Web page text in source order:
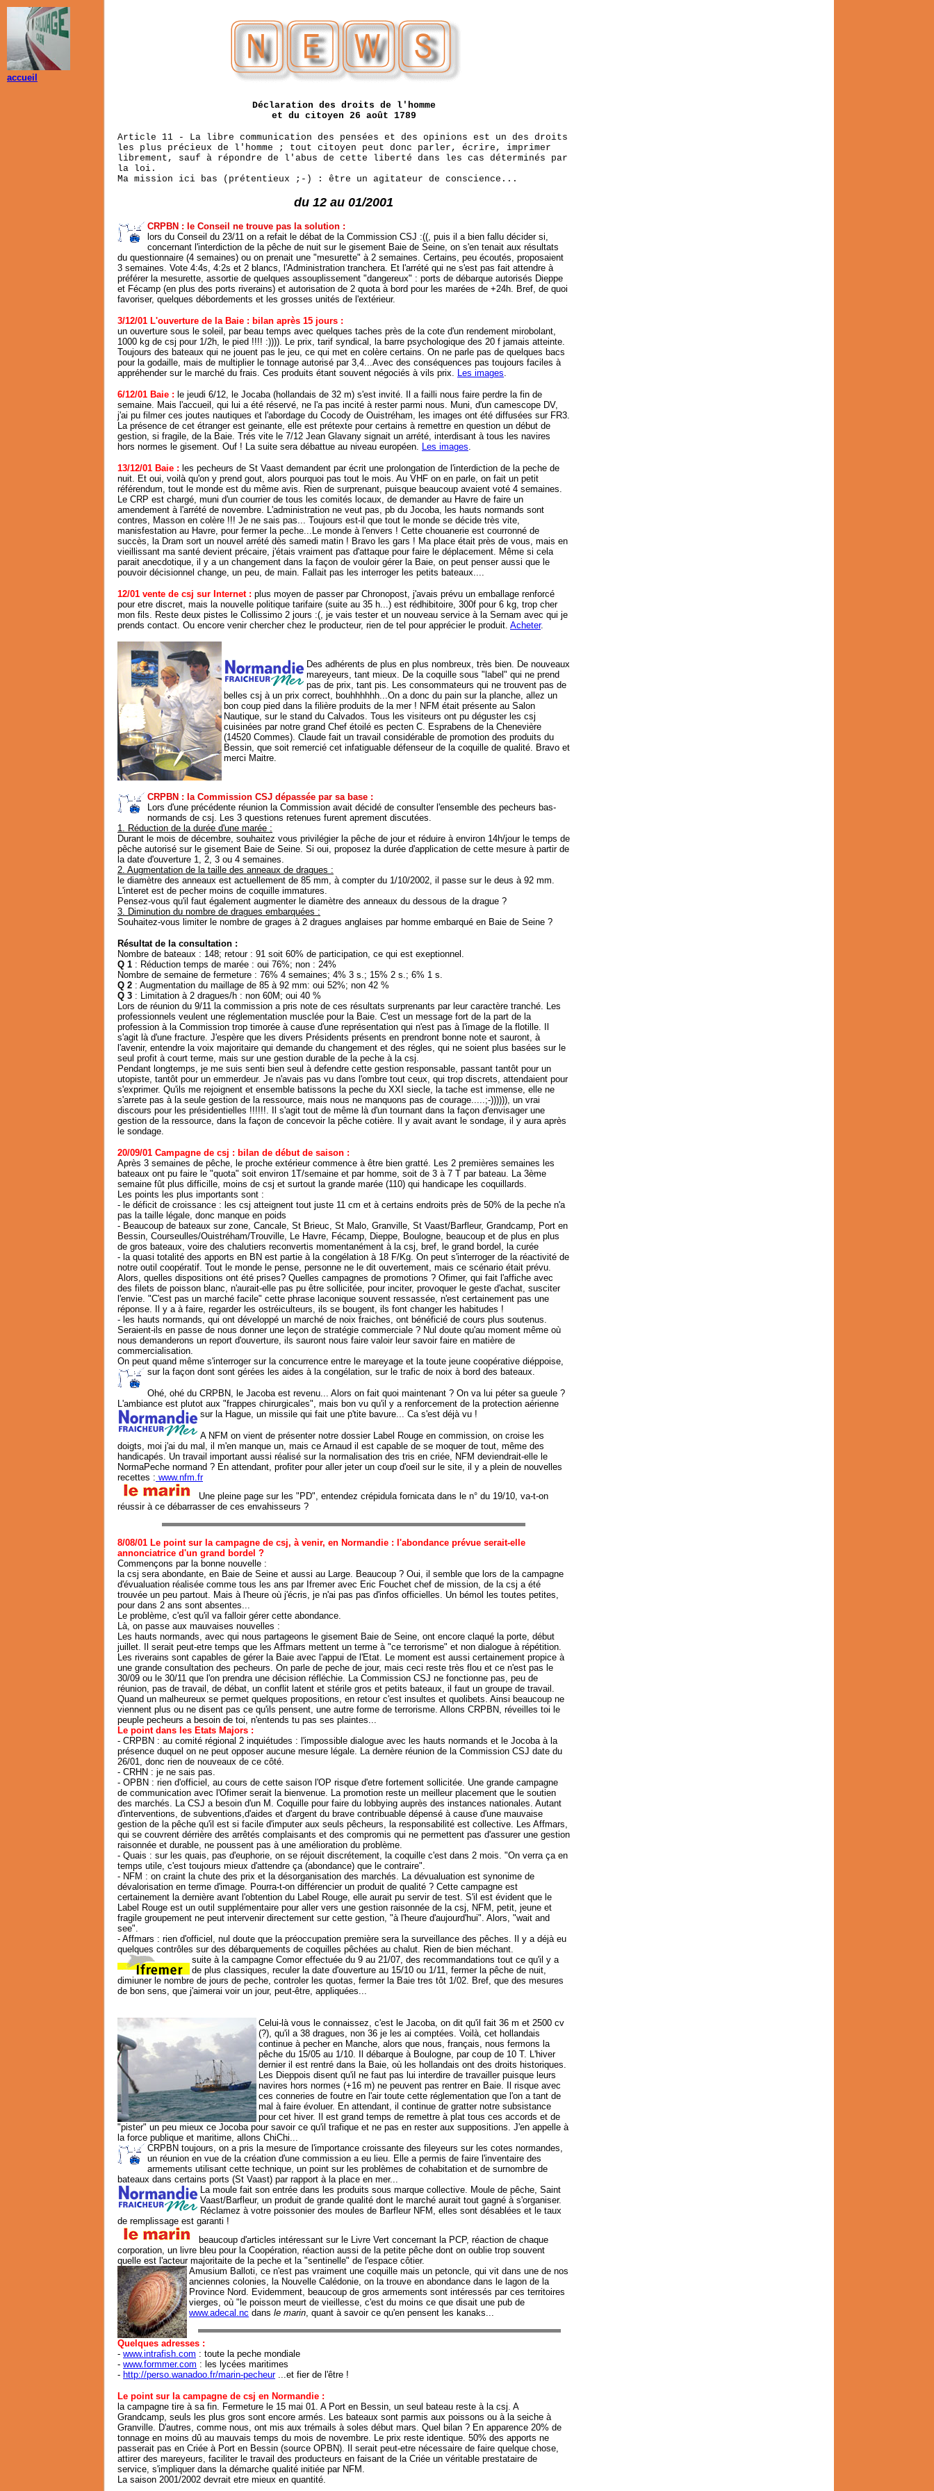
accueil
Déclaration des droits de l'homme
et du citoyen 26 août 1789
Article 11 - La libre communication des pensées et des opinions est un des droits
les plus précieux de l'homme ; tout citoyen peut donc parler, écrire, imprimer
librement, sauf à répondre de l'abus de cette liberté dans les cas déterminés par
la loi.
Ma mission ici bas (prétentieux ;-) : être un agitateur de conscience...
du 12 au 01/2001
CRPBN : l e Conseil ne trouve pas la solution :
lors du Conseil du 23/11 on a refait le débat de la Commission CSJ :((, puis il a bien fallu décider si,
concernant l'interdiction de la pêche de nuit sur le gisement Baie de Seine, on s'en tenait aux résultats
du questionnaire (4 semaines) ou on prenait une "mesurette" à 2 semaines. Certains, peu écoutés, proposaient
3 semaines. Vote 4:4s, 4:2s et 2 blancs, l'Administration tranchera. Et l'arrété qui ne s'est pas fait attendre à
préférer la mesurette, assortie de quelques assouplissement "dangereux" : ports de débarque autorisés Dieppe
et Fécamp (en plus des ports riverains) et autorisation de 2 quota à bord pour les marées de +24h. Bref, de quoi
favoriser, quelques débordements et les grosses unités de l'extérieur.
3/12/01 L'ouverture de la Baie : bilan après 15 jours :
un ouverture sous le soleil, par beau temps avec quelques taches près de la cote d'un rendement mirobolant,
1000 kg de csj pour 1/2h, le pied !!!! :)))). Le prix, tarif syndical, la barre psychologique des 20 f jamais atteinte.
Toujours des bateaux qui ne jouent pas le jeu, ce qui met en colère certains. On ne parle pas de quelques bacs
pour la godaille, mais de multiplier le tonnage autorisé par 3,4...Avec des conséquences pas toujours faciles à
appréhender sur le marché du frais. Ces produits étant souvent négociés à vils prix. Les images.
6/12/01 Baie : e jeudi 6/12, le Jocaba (hollandais de 32 m) s'est invité. Il a failli nous faire perdre la fin de
semaine. Mais l'accueil, qui lui a été réservé, ne l'a pas incité à rester parmi nous. Muni, d'un camescope DV,
j'ai pu filmer ces joutes nautiques et l'abordage du Cocody de Ouistréham, les images ont été diffusées sur FR3.
La présence de cet étranger est geinante, elle est prétexte pour certains à remettre en question un début de
gestion, si fragile, de la Baie. Trés vite le 7/12 Jean Glavany signait un arrété, interdisant à tous les navires
hors normes le gisement. Ouf ! La suite sera débattue au niveau européen. Les images.
13/12/01 Baie : les pecheurs de St Vaast demandent par écrit une prolongation de l'interdiction de la peche de
nuit. Et oui, voilà qu'on y prend gout, alors pourquoi pas tout le mois. Au VHF on en parle, on fait un petit
référendum, tout le monde est du même avis. Rien de surprenant, puisque beaucoup avaient voté 4 semaines.
Le CRP est chargé, muni d'un courrier de tous les comités locaux, de demander au Havre de faire un
amendement à l'arrété de novembre. L'administration ne veut pas, pb du Jocoba, les hauts normands sont
contres, Masson en colère !!! Je ne sais pas... Toujours est-il que tout le monde se décide très vite,
manisfestation au Havre, pour fermer la peche...Le monde à l'envers ! Cette chouanerie est courronné de
succès, la Dram sort un nouvel arrété dès samedi matin ! Bravo les gars ! Ma place était près de vous, mais en
vieillissant ma santé devient précaire, j'étais vraiment pas d'attaque pour faire le déplacement. Même si cela
parait anecdotique, il y a un changement dans la façon de vouloir gérer la Baie, on peut penser aussi que le
pouvoir décisionnel change, un peu, de main. Fallait pas les interroger les petits bateaux....
12/01 vente de csj sur Internet : plus moyen de passer par Chronopost, j'avais prévu un emballage renforcé
pour etre discret, mais la nouvelle politique tarifaire (suite au 35 h...) est rédhibitoire, 300f pour 6 kg, trop cher
mon fils. Reste deux pistes le Collissimo 2 jours :(, je vais tester et un nouveau service à la Sernam avec qui je
prends contact. Ou encore venir chercher chez le producteur, rien de tel pour apprécier le produit. Acheter.
Des adhérents de plus en plus nombreux, très bien. De nouveaux
mareyeurs, tant mieux. De la coquille sous "label" qui ne prend
pas de prix, tant pis. Les consommateurs qui ne trouvent pas de
belles csj à un prix correct, bouhhhhhh...On a donc du pain sur la planche, allez un
bon coup pied dans la filière produits de la mer ! NFM était présente au Salon
Nautique, sur le stand du Calvados. Tous les visiteurs ont pu déguster les csj
cuisinées par notre grand Chef étoilé es pecten C. Esprabens de la Chenevière
(14520 Commes). Claude fait un travail considérable de promotion des produits du
Bessin, que soit remercié cet infatiguable défenseur de la coquille de qualité. Bravo et
merci Maitre.
CRPBN : la Commission CSJ dépassée par sa base :
Lors d'une précédente réunion la Commission avait décidé de consulter l'ensemble des pecheurs bas-
normands de csj. Les 3 questions retenues furent aprement discutées.
1. Réduction de la durée d'une marée :
Durant le mois de décembre, souhaitez vous privilégier la pêche de jour et réduire à environ 14h/jour le temps de
pêche autorisé sur le gisement Baie de Seine. Si oui, proposez la durée d'application de cette mesure à partir de
la date d'ouverture 1, 2, 3 ou 4 semaines.
2. Augmentation de la taille des anneaux de dragues :
le diamètre des anneaux est actuellement de 85 mm, à compter du 1/10/2002, il passe sur le deus à 92 mm.
L'interet est de pecher moins de coquille immatures.
Pensez-vous qu'il faut également augmenter le diamètre des anneaux du dessous de la drague ?
3. Diminution du nombre de dragues embarquées :
Souhaitez-vous limiter le nombre de grages à 2 dragues anglaises par homme embarqué en Baie de Seine ?
Résultat de la consultation :
Nombre de bateaux : 148; retour : 91 soit 60% de participation, ce qui est exeptionnel.
Q 1 : Réduction temps de marée : oui 76%; non : 24%
Nombre de semaine de fermeture : 76% 4 semaines; 4% 3 s.; 15% 2 s.; 6% 1 s.
Q 2 : Augmentation du maillage de 85 à 92 mm: oui 52%; non 42 %
Q 3 : Limitation à 2 dragues/h : non 60M; oui 40 %
Lors de réunion du 9/11 la commission a pris note de ces résultats surprenants par leur caractère tranché. Les
professionnels veulent une réglementation musclée pour la Baie. C'est un message fort de la part de la
profession à la Commission trop timorée à cause d'une représentation qui n'est pas à l'image de la flotille. Il
s'agit là d'une fracture. J'espère que les divers Présidents présents en prendront bonne note et sauront, à
l'avenir, entendre la voix majoritaire qui demande du changement et des régles, qui ne soient plus basées sur le
seul profit à court terme, mais sur une gestion durable de la peche à la csj.
Pendant longtemps, je me suis senti bien seul à defendre cette gestion responsable, passant tantôt pour un
utopiste, tantôt pour un emmerdeur. Je n'avais pas vu dans l'ombre tout ceux, qui trop discrets, attendaient pour
s'exprimer. Qu'ils me rejoignent et ensemble batissons la peche du XXI siecle, la tache est immense, elle ne
s'arrete pas à la seule gestion de la ressource, mais nous ne manquons pas de courage.....;-)))))), un vrai
discours pour les présidentielles !!!!!!. Il s'agit tout de même là d'un tournant dans la façon d'envisager une
gestion de la ressource, dans la façon de concevoir la pêche cotière. Il y avait avant le sondage, il y aura après
le sondage.
20/09/01 Campagne de csj : bilan de début de saison :
Après 3 semaines de pêche, le proche extérieur commence à être bien gratté. Les 2 premières semaines les
bateaux ont pu faire le "quota" soit environ 1T/semaine et par homme, soit de 3 à 7 T par bateau. La 3ème
semaine fût plus difficille, moins de csj et surtout la grande marée (110) qui handicape les coquillards.
Les points les plus importants sont :
- le déficit de croissance : les csj atteignent tout juste 11 cm et à certains endroits près de 50% de la peche n'a
pas la taille légale, donc manque en poids
- Beaucoup de bateaux sur zone, Cancale, St Brieuc, St Malo, Granville, St Vaast/Barfleur, Grandcamp, Port en
Bessin, Courseulles/Ouistréham/Trouville, Le Havre, Fécamp, Dieppe, Boulogne, beaucoup et de plus en plus
de gros bateaux, voire des chalutiers reconvertis momentanément à la csj, bref, le grand bordel, la curée
- la quasi totalité des apports en BN est partie à la congélation à 18 F/Kg. On peut s'interroger de la réactivité de
notre outil coopératif. Tout le monde le pense, personne ne le dit ouvertement, mais ce scénario était prévu.
Alors, quelles dispositions ont été prises? Quelles campagnes de promotions ? Ofimer, qui fait l'affiche avec
des filets de poisson blanc, n'aurait-elle pas pu être sollicitée, pour inciter, provoquer le geste d'achat, susciter
l'envie. "C'est pas un marché facile" cette phrase laconique souvent ressassée, n'est certainement pas une
réponse. Il y a à faire, regarder les ostréiculteurs, ils se bougent, ils font changer les habitudes !
- les hauts normands, qui ont développé un marché de noix fraiches, ont bénéficié de cours plus soutenus.
Seraient-ils en passe de nous donner une leçon de stratégie commerciale ? Nul doute qu'au moment même où
nous demanderons un report d'ouverture, ils sauront nous faire valoir leur savoir faire en matière de
commercialisation.
On peut quand même s'interroger sur la concurrence entre le mareyage et la toute jeune coopérative diéppoise,
sur la façon dont sont gérées les aides à la congélation, sur le trafic de noix à bord des bateaux.
Ohé, ohé du CRPBN, le Jacoba est revenu... Alors on fait quoi maintenant ? On va lui péter sa gueule ?
L'ambiance est plutot aux "frappes chirurgicales", mais bon vu qu'il y a renforcement de la protection aérienne
sur la Hague, un missile qui fait une p'tite bavure... Ca s'est déjà vu !
A NFM on vient de présenter notre dossier Label Rouge en commission, on croise les
doigts, moi j'ai du mal, il m'en manque un, mais ce Arnaud il est capable de se moquer de tout, même des
handicapés. Un travail important aussi réalisé sur la normalisation des tris en criée, NFM deviendrait-elle le
NormaPeche normand ? En attendant, profiter pour aller jeter un coup d'oeil sur le site, il y a plein de nouvelles
recettes : www.nfm.fr
Une pleine page sur les "PD", entendez crépidula fornicata dans le n° du 19/10, va-t-on
réussir à ce débarrasser de ces envahisseurs ?
8/08/01 Le point sur la campagne de csj, à venir, en Normandie : l'abondance prévue serait-elle
annonciatrice d'un grand bordel ?
Commençons par la bonne nouvelle :
la csj sera abondante, en Baie de Seine et aussi au Large. Beaucoup ? Oui, il semble que lors de la campagne
d'évualuation réalisée comme tous les ans par Ifremer avec Eric Fouchet chef de mission, de la csj a été
trouvée un peu partout. Mais à l'heure où j'écris, je n'ai pas pas d'infos officielles. Un bémol les toutes petites,
pour dans 2 ans sont absentes...
Le problème, c'est qu'il va falloir gérer cette abondance.
Là, on passe aux mauvaises nouvelles :
Les hauts normands, avec qui nous partageons le gisement Baie de Seine, ont encore claqué la porte, début
juillet. Il serait peut-etre temps que les Affmars mettent un terme à "ce terrorisme" et non dialogue à répétition.
Les riverains sont capables de gérer la Baie avec l'appui de l'Etat. Le moment est aussi certainement propice à
une grande consultation des pecheurs. On parle de peche de jour, mais ceci reste très flou et ce n'est pas le
30/09 ou le 30/11 que l'on prendra une décision réfléchie. La Commission CSJ ne fonctionne pas, peu de
réunion, pas de travail, de débat, un conflit latent et stérile gros et petits bateaux, il faut un groupe de travail.
Quand un malheureux se permet quelques propositions, en retour c'est insultes et quolibets. Ainsi beaucoup ne
viennent plus ou ne disent pas ce qu'ils pensent, une autre forme de terrorisme. Allons CRPBN, réveilles toi le
peuple pecheurs a besoin de toi, n'entends tu pas ses plaintes...
Le point dans les Etats Majors :
- CRPBN : au comité régional 2 inquiétudes : l'impossible dialogue avec les hauts normands et le Jocoba à la
présence duquel on ne peut opposer aucune mesure légale. La dernère réunion de la Commission CSJ date du
26/01, donc rien de nouveaux de ce côté.
- CRHN : je ne sais pas.
- OPBN : rien d'officiel, au cours de cette saison l'OP risque d'etre fortement sollicitée. Une grande campagne
de communication avec l'Ofimer serait la bienvenue. La promotion reste un meilleur placement que le soutien
des marchés. La CSJ a besoin d'un M. Coquille pour faire du lobbying auprès des instances nationales. Autant
d'interventions, de subventions,d'aides et d'argent du brave contribuable dépensé à cause d'une mauvaise
gestion de la pêche qu'il est si facile d'imputer aux seuls pêcheurs, la responsabilité est collective. Les Affmars,
qui se couvrent dérrière des arrêtés complaisants et des compromis qui ne permettent pas d'assurer une gestion
raisonnée et durable, ne poussent pas à une amélioration du problème.
- Quais : sur les quais, pas d'euphorie, on se réjouit discrétement, la coquille c'est dans 2 mois. "On verra ça en
temps utile, c'est toujours mieux d'attendre ça (abondance) que le contraire".
- NFM : on craint la chute des prix et la désorganisation des marchés. La dévualuation est synonime de
dévalorisation en terme d'image. Pourra-t-on différencier un produit de qualité ? Cette campagne est
certainement la dernière avant l'obtention du Label Rouge, elle aurait pu servir de test. S'il est évident que le
Label Rouge est un outil supplémentaire pour aller vers une gestion raisonnée de la csj, NFM, petit, jeune et
fragile groupement ne peut intervenir directement sur cette gestion, "à l'heure d'aujourd'hui". Alors, "wait and
see".
- Affmars : rien d'officiel, nul doute que la préoccupation première sera la surveillance des pêches. Il y a déjà eu
quelques contrôles sur des débarquements de coquilles pêchées au chalut. Rien de bien méchant.
suite à la campagne Comor effectuée du 9 au 21/07, des recommandations tout ce qu'il y a
de plus classiques, reculer la date d'ouverture au 15/10 ou 1/11, fermer la pêche de nuit,
dimiuner le nombre de jours de peche, controler les quotas, fermer la Baie tres tôt 1/02. Bref, que des mesures
de bon sens, que j'aimerai voir un jour, peut-être, appliquées...
Celui-là vous le connaissez, c'est le Jacoba, on dit qu'il fait 36 m et 2500 cv
(?), qu'il a 38 dragues, non 36 je les ai comptées. Voilà, cet hollandais
continue à pecher en Manche, alors que nous, français, nous fermons la
pêche du 15/05 au 1/10. Il débarque à Boulogne, par coup de 10 T. L'hiver
dernier il est rentré dans la Baie, où les hollandais ont des droits historiques.
Les Dieppois disent qu'il ne faut pas lui interdire de travailler puisque leurs
navires hors normes (+16 m) ne peuvent pas rentrer en Baie. Il risque avec
ces conneries de foutre en l'air toute cette réglementation que l'on a tant de
mal à faire évoluer. En attendant, il continue de gratter notre subsistance
pour cet hiver. Il est grand temps de remettre à plat tous ces accords et de
"pister" un peu mieux ce Jocoba pour savoir ce qu'il trafique et ne pas en rester aux suppositions. J'en appelle à
la force publique et maritime, allons ChiChi...
CRPBN toujours, on a pris la mesure de l'importance croissante des fileyeurs sur les cotes normandes,
un réunion en vue de la création d'une commission a eu lieu. Elle a permis de faire l'inventaire des
armements utilisant cette technique, un point sur les problèmes de cohabitation et de surnombre de
bateaux dans certains ports (St Vaast) par rapport à la place en mer...
La moule fait son entrée dans les produits sous marque collective. Moule de pêche, Saint
Vaast/Barfleur, un produit de grande qualité dont le marché aurait tout gagné à s'organiser.
Réclamez à votre poissonier des moules de Barfleur NFM, elles sont désablées et le taux
de remplissage est garanti !
beaucoup d'articles intéressant sur le Livre Vert concernant la PCP, réaction de chaque
corporation, un livre bleu pour la Coopération, réaction aussi de la petite pêche dont on oublie trop souvent
quelle est l'acteur majoritaite de la peche et la "sentinelle" de l'espace côtier.
Amusium Balloti, ce n'est pas vraiment une coquille mais un petoncle, qui vit dans une de nos
anciennes colonies, la Nouvelle Calédonie, on la trouve en abondance dans le lagon de la
Province Nord. Evidemment, beaucoup de gros armements sont intéressés par ces territoires
vierges, où "le poisson meurt de vieillesse, c'est du moins ce que disait une pub de
www.adecal.nc dans le marin, quant à savoir ce qu'en pensent les kanaks...
Quelques adresses :
- www.intrafish.com : toute la peche mondiale
- www.formmer.com : les lycées maritimes
- http://perso.wanadoo.fr/marin-pecheur...et fier de l'être !
Le point sur la campagne de csj en Normandie :
la campagne tire à sa fin. Fermeture le 15 mai 01. A Port en Bessin, un seul bateau reste à la csj. A
Grandcamp, seuls les plus gros sont encore armés. Les bateaux sont parmis aux poissons ou à la seiche à
Granville. D'autres, comme nous, ont mis aux trémails à soles début mars. Quel bilan ? En apparence 20% de
tonnage en moins dû au mauvais temps du mois de novembre. Le prix reste identique. 50% des apports ne
passerait pas en Criée à Port en Bessin (source OPBN). Il serait peut-etre nécessaire de faire quelque chose,
attirer des mareyeurs, faciliter le travail des producteurs en faisant de la Criée un véritable prestataire de
service, s'impliquer dans la démarche qualité initiée par NFM.
La saison 2001/2002 devrait etre mieux en quantité.